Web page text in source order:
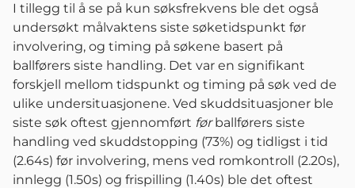
I tillegg til å se på kun søksfrekvens ble det også
undersøkt målvaktens siste søketidspunkt før
involvering, og timing på søkene basert på
ballførers siste handling. Det var en signifikant
forskjell mellom tidspunkt og timing på søk ved de
ulike undersituasjonene. Ved skuddsituasjoner ble
siste søk oftest gjennomført førballførers siste
handling ved skuddstopping (73%) og tidligst i tid
(2.64s) før involvering, mens ved romkontroll (2.20s),
innlegg (1.50s) og frispilling (1.40s) ble det oftest